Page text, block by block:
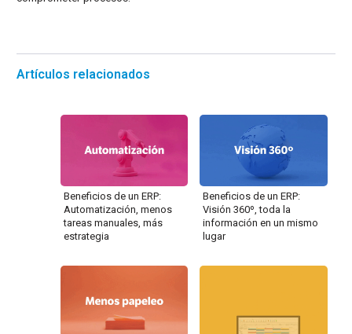
Artículos relacionados
Beneficios de un ERP:
Automatización, menos
tareas manuales, más
estrategia
Beneficios de un ERP:
Visión 360º, toda la
información en un mismo
lugar